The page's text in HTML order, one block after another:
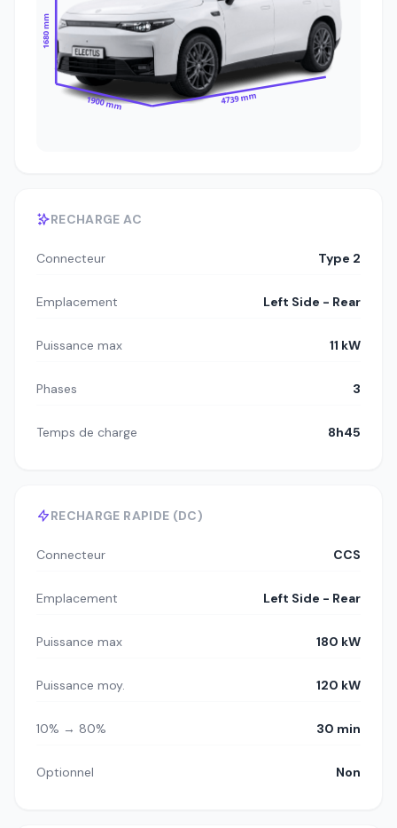
1680 mm
1900 mm 4739 mm
RECHARGE AC
Connecteur Type 2
Emplacement Left Side - Rear
Puissance max 11 kW
Phases 3
Temps de charge 8h45
RECHARGE RAPIDE (DC)
Connecteur CCS
Emplacement Left Side - Rear
Puissance max 180 kW
Puissance moy. 120 kW
10% → 80% 30 min
Optionnel Non